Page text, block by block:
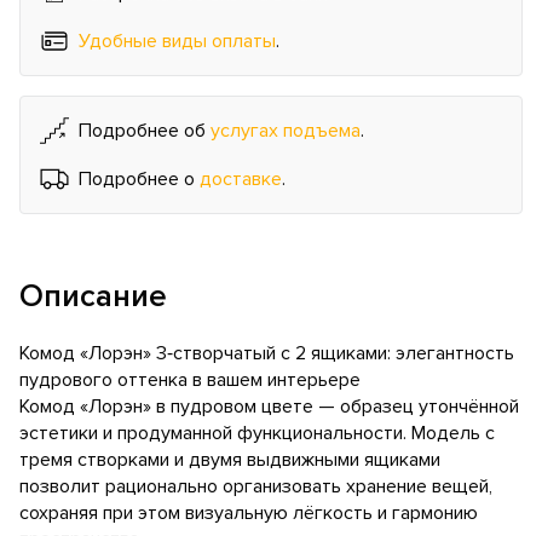
Удобные виды оплаты.
Подробнее об услугах подъема.
Подробнее о доставке.
Описание
Комод «Лорэн» 3‑створчатый с 2 ящиками: элегантность
пудрового оттенка в вашем интерьере
Комод «Лорэн» в пудровом цвете — образец утончённой
эстетики и продуманной функциональности. Модель с
тремя створками и двумя выдвижными ящиками
позволит рационально организовать хранение вещей,
сохраняя при этом визуальную лёгкость и гармонию